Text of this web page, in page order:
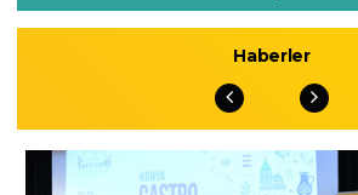
Haberler